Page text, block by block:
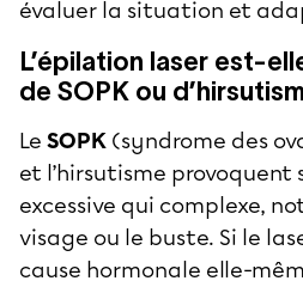
évaluer la situation et
L’épilation laser est-
de SOPK ou
Le SOPK (syndrome des
et l’hirsutisme provoquent
excessive qui complexe,
visage ou le buste. Si le
cause hormonale elle-